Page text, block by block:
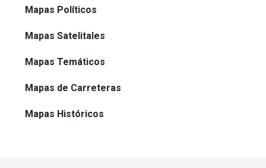
Mapas Políticos
Mapas Satelitales
Mapas Temáticos
Mapas de Carreteras
Mapas Históricos